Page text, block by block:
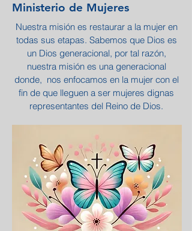
Ministerio de Mujeres
Nuestra misión es restaurar a la mujer en
todas sus etapas. Sabemos que Dios es
un Dios generacional, por tal razón,
nuestra misión es una generacional
donde, nos enfocamos en la mujer con el
fin de que lleguen a ser mujeres dignas
representantes del Reino de Dios.